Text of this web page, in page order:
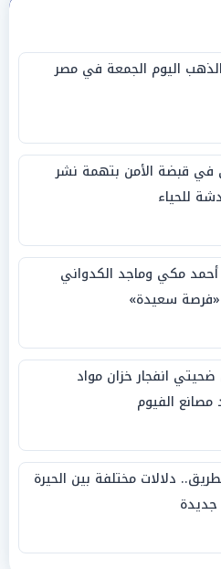
الذهب اليوم الجمعة في مصر
في قبضة الأمن بتهمة نشر
للحياء
أحمد مكي وماجد الكدواني
سعيدة»
انفجار خزان مواد
مصانع الفيوم
دلالات مختلفة بين الحيرة
جديدة